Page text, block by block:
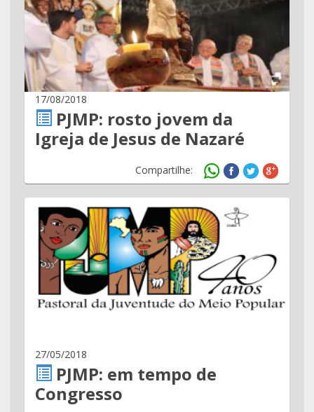
17/08/2018
PJMP: rosto jovem da
Igreja de Jesus de Nazaré
Compartilhe:
27/05/2018
PJMP: em tempo de
Congresso